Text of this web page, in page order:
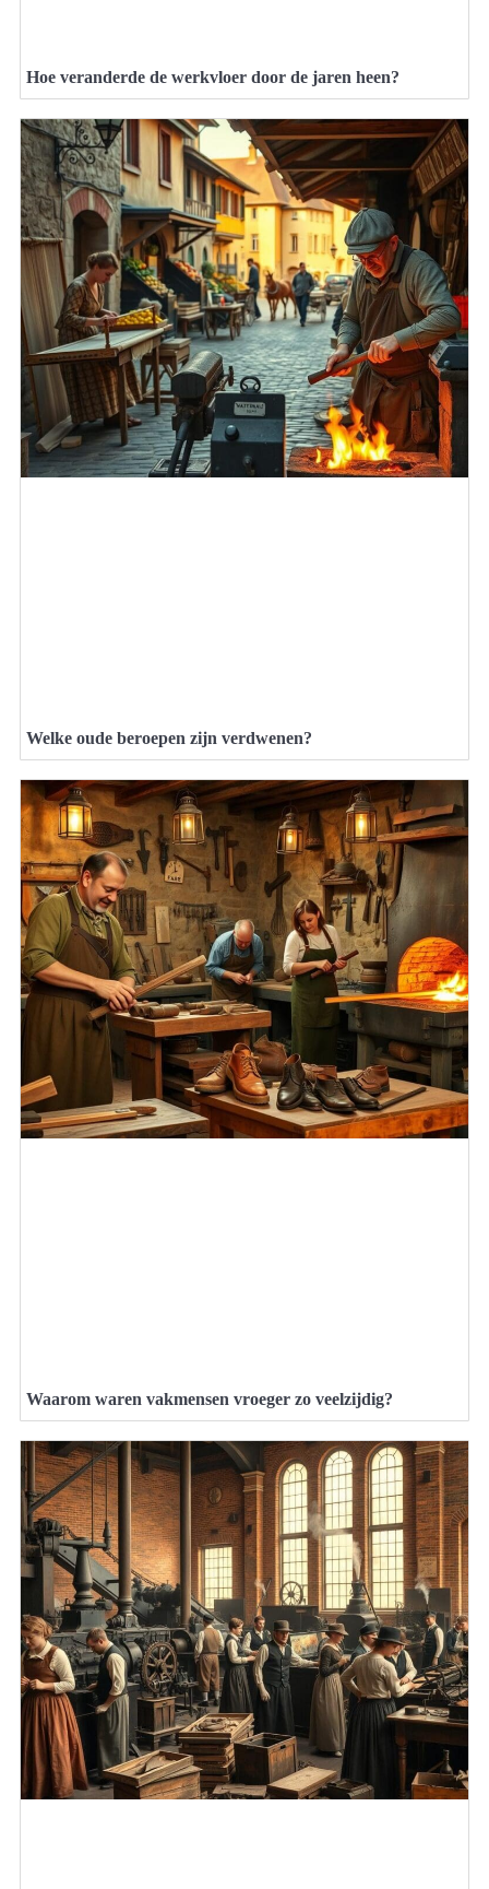
Hoe veranderde de werkvloer door de jaren heen?
Welke oude beroepen zijn verdwenen?
Waarom waren vakmensen vroeger zo veelzijdig?